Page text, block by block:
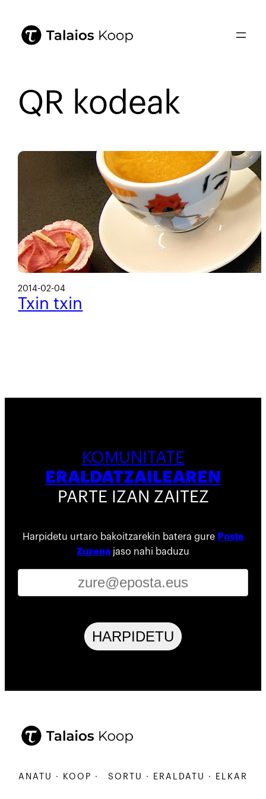
QR kodeak
2014-02-04
Txin txin
KOMUNITATE
ERALDATZAILEAREN
PARTE IZAN ZAITEZ
Harpidetu urtaro bakoitzarekin batera gure Posta
Zuzena jaso nahi baduzu
HARPIDETU
· KOOP · SORTU · ERALDATU ·